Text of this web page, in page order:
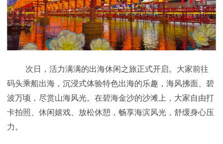
次日，活力满满的出海休闲之旅正式开启。大家前往
码头乘船出海，沉浸式体验特色出海的乐趣，海风拂面、碧
波万顷，尽赏山海风光。在碧海金沙的沙滩上，大家自由打
卡拍照、休闲嬉戏、放松休憩，畅享海滨风光，舒缓身心压
力。